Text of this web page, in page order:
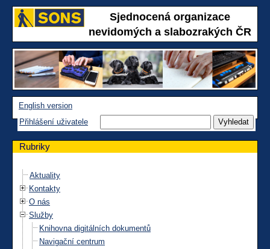
Sjednocená organizace
nevidomých a slabozrakých ČR
English version
Přihlášení uživatele
Rubriky
Aktuality
Kontakty
O nás
Služby
Knihovna digitálních dokumentů
Navigační centrum